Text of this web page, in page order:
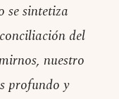
se sintetiza
del
nuestro
profundo y